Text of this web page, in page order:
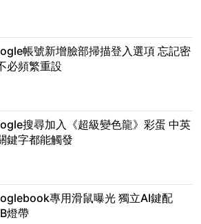
帳號新增臉部掃描登入選項 忘記密
必頻繁重設
搜尋加入《超級變色龍》彩蛋 中英
鍵字都能觸發
專用滑鼠曝光 獨立AI鍵配
燈帶